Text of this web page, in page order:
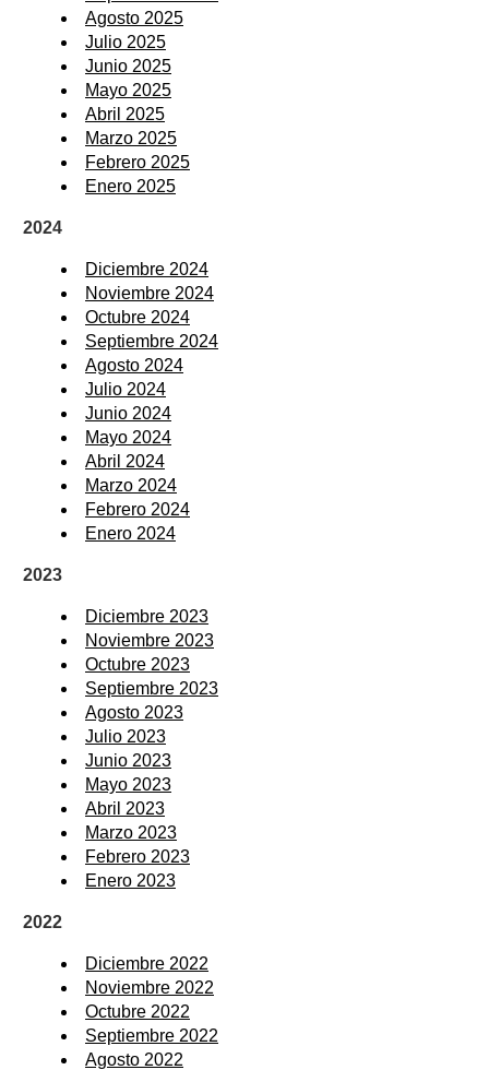
Agosto 2025
Julio 2025
Junio 2025
Mayo 2025
Abril 2025
Marzo 2025
Febrero 2025
Enero 2025
2024
Diciembre 2024
Noviembre 2024
Octubre 2024
Septiembre 2024
Agosto 2024
Julio 2024
Junio 2024
Mayo 2024
Abril 2024
Marzo 2024
Febrero 2024
Enero 2024
2023
Diciembre 2023
Noviembre 2023
Octubre 2023
Septiembre 2023
Agosto 2023
Julio 2023
Junio 2023
Mayo 2023
Abril 2023
Marzo 2023
Febrero 2023
Enero 2023
2022
Diciembre 2022
Noviembre 2022
Octubre 2022
Septiembre 2022
Agosto 2022